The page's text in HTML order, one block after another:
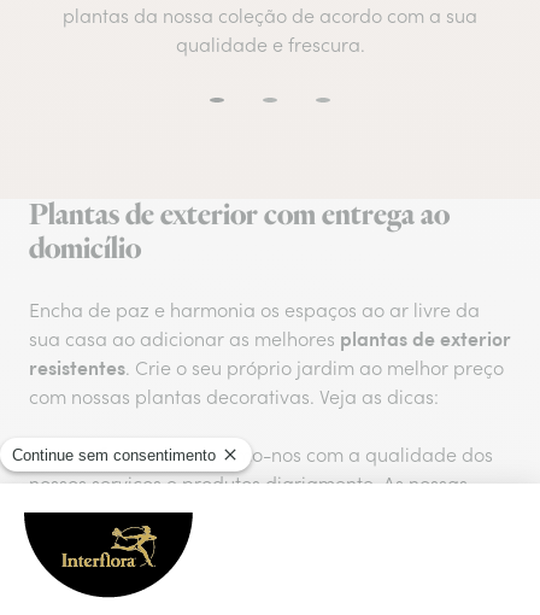
plantas da nossa coleção de acordo com a sua
qualidade e frescura.
Plantas de exterior com entrega ao
domicílio
Encha de paz e harmonia os espaços ao ar livre da
sua casa ao adicionar as melhores plantas de exterior
resistentes. Crie o seu próprio jardim ao melhor preço
com nossas plantas decorativas. Veja as dicas:
Na Interflora, preocupamo-nos com a qualidade dos
nossos serviços e produtos diariamente. As nossas
plantas de exterior com entrega ao domicílio
resistentes às mudanças climáticas e contam com a
nossa garantia de qualidade e frescura. Tem à sua
escolha uma grande variedade, desde plantas de